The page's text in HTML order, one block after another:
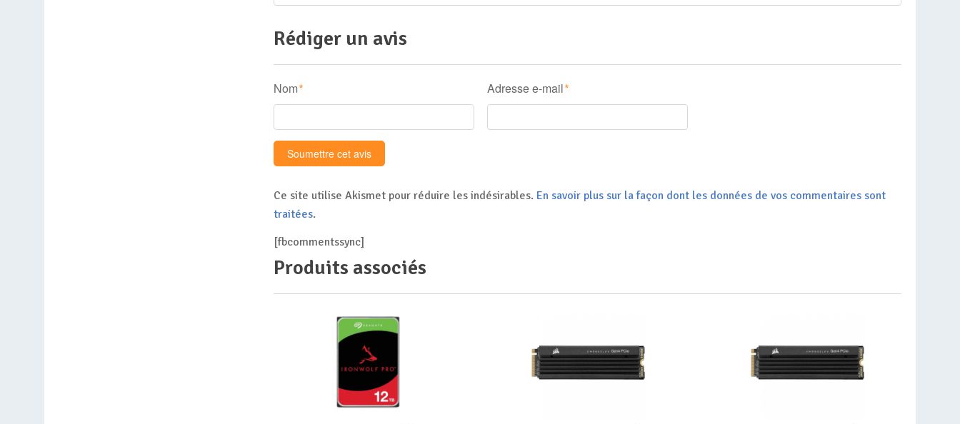
Rédiger un avis
Nom * Adresse e-mail *
Ce site utilise Akismet pour réduire les indésirables. En savoir plus sur la façon dont les données de vos commentaires sont
traitées.
[fbcommentssync]
Produits associés